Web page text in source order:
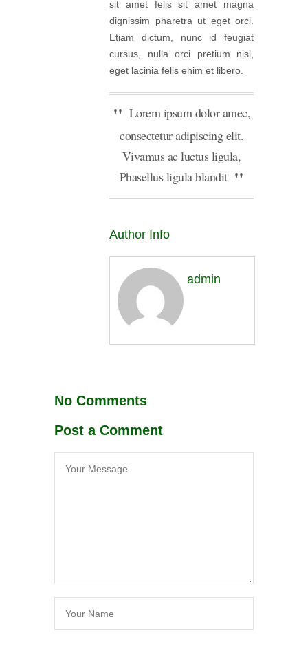
sit amet felis sit amet magna
dignissim pharetra ut eget orci.
Etiam dictum, nunc id feugiat
cursus, nulla orci pretium nisl,
eget lacinia felis enim et libero.
Lorem ipsum dolor amec,
consectetur adipiscing elit.
Vivamus ac luctus ligula,
Phasellus ligula blandit
Author Info
admin
No Comments
Post a Comment